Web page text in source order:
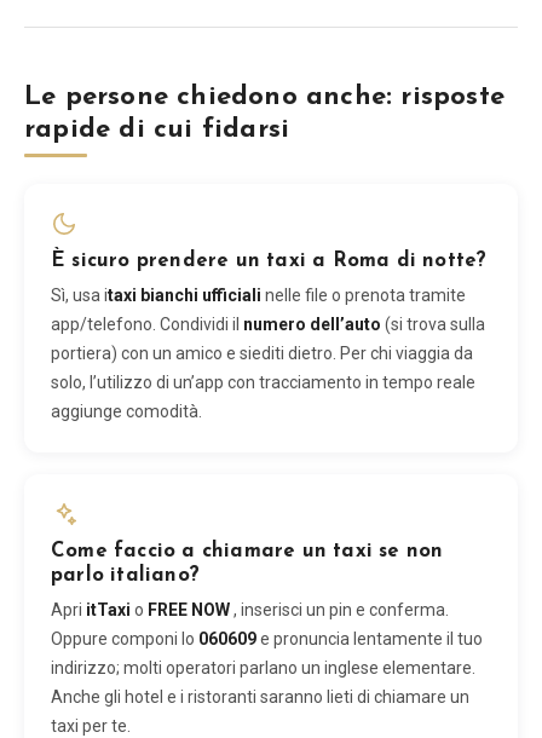
Le persone chiedono anche: risposte
rapide di cui fidarsi
È sicuro prendere un taxi a Roma di notte?
Sì, usa itaxi bianchi ufficiali nelle file o prenota tramite
app/telefono. Condividi il numero dell’auto (si trova sulla
portiera) con un amico e siediti dietro. Per chi viaggia da
solo, l’utilizzo di un’app con tracciamento in tempo reale
aggiunge comodità.
Come faccio a chiamare un taxi se non
parlo italiano?
Apri itTaxi o FREE NOW, inserisci un pin e conferma.
Oppure componi lo 060609e pronuncia lentamente il tuo
indirizzo; molti operatori parlano un inglese elementare.
Anche gli hotel e i ristoranti saranno lieti di chiamare un
taxi per te.